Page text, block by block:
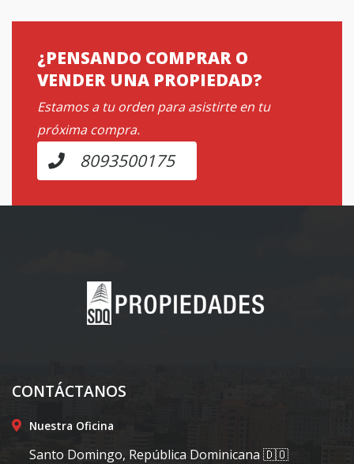
¿PENSANDO COMPRAR O
VENDER UNA PROPIEDAD?
Estamos a tu orden para asistirte en tu
próxima compra.
8093500175
CONTÁCTANOS
Nuestra Oficina
Santo Domingo, República Dominicana 🇩🇴